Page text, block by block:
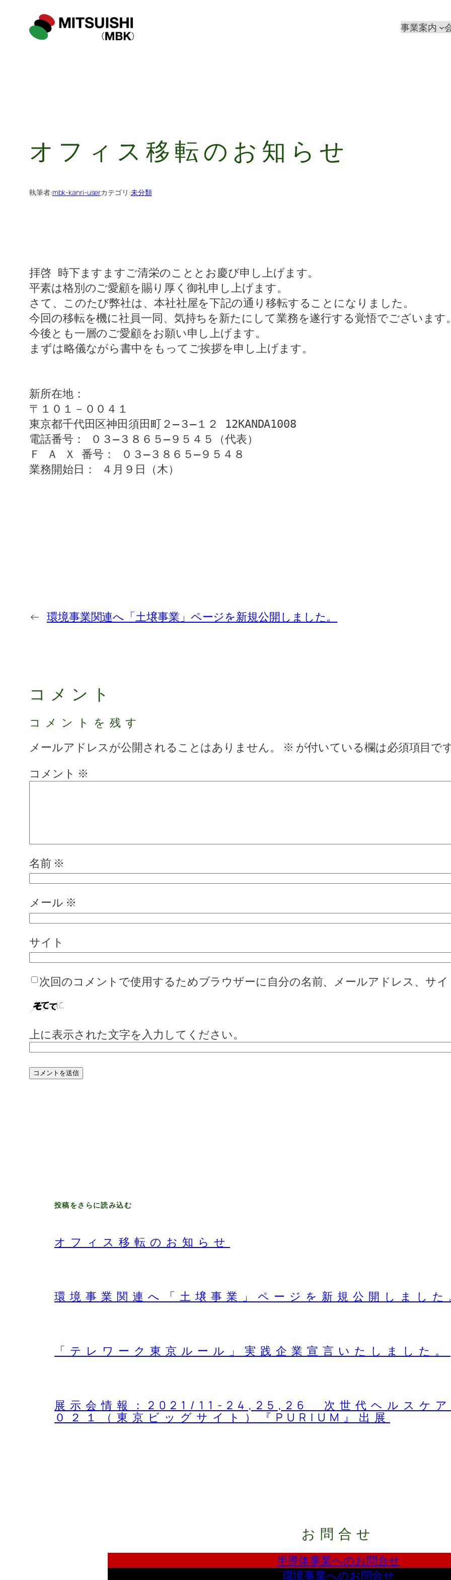
事業案内
オフィス移転のお知らせ
執筆者:mbk-kanri-userカテゴリ:未分類
拝啓 時下ますますご清栄のこととお慶び申し上げます。
平素は格別のご愛顧を賜り厚く御礼申し上げます。
さて、このたび弊社は、本社社屋を下記の通り移転することになりました。
今回の移転を機に社員一同、気持ちを新たにして業務を遂行する覚悟でございます。
今後とも一層のご愛顧をお願い申し上げます。
まずは略儀ながら書中をもってご挨拶を申し上げます。
新所在地：
〒１０１－００４１
東京都千代田区神田須田町２―３―１２ 12KANDA1008
電話番号： ０３―３８６５―９５４５（代表）
Ｆ Ａ Ｘ 番号： ０３―３８６５―９５４８
業務開始日： ４月９日（木）
← 環境事業関連へ「土壌事業」ページを新規公開しました。
コメント
コメントを残す
メールアドレスが公開されることはありません。
※ が付いている欄は必須項目で
コメント ※
名前 ※
メール ※
サイト
次回のコメントで使用するためブラウザーに自分の名前、メールアドレス、サイ
上に表示された文字を入力してください。
投稿をさらに読み込む
オフィス移転のお知らせ
環境事業関連へ「土壌事業」ページを新規公開しました
「テレワーク東京ルール」実践企業宣言いたしました。
展示会情報：2021/11-24,25,26 次世代ヘルスケア
０２１（東京ビッグサイト）『PURIUM』出展
お問合せ
半導体事業へのお問合せ
環境事業へのお問合せ